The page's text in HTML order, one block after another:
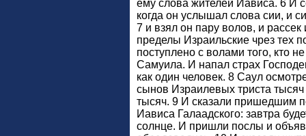
ему слова жителей Иависа. 6 И
когда он услышал слова сии, и
7 и взял он пару волов, и
пределы Израильские чрез тех
поступлено с волами того, кто
Самуила. И напал страх
как один человек. 8 Саул
сынов Израилевых триста
тысяч. 9 И сказали пришедшим
Иависа Галаадского: завтра
солнце. И пришли послы и